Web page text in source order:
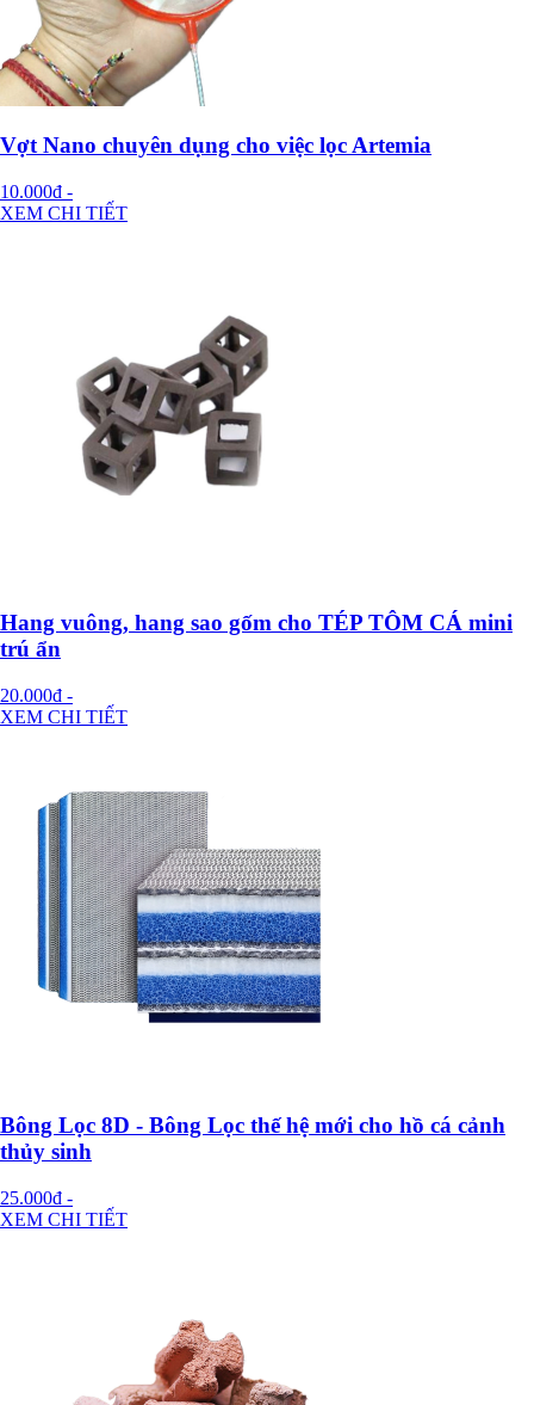
Vợt Nano chuyên dụng cho việc lọc Artemia
10.000đ -
XEM CHI TIẾT
Hang vuông, hang sao gốm cho TÉP TÔM CÁ mini
trú ẩn
20.000đ -
XEM CHI TIẾT
Bông Lọc 8D - Bông Lọc thế hệ mới cho hồ cá cảnh
thủy sinh
25.000đ -
XEM CHI TIẾT